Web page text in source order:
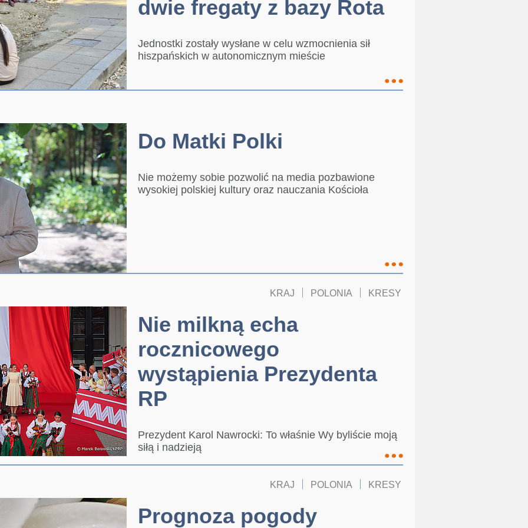
dwie fregaty z bazy Rota
Jednostki zostały wysłane w celu wzmocnienia sił
hiszpańskich w autonomicznym mieście
Do Matki Polki
Nie możemy sobie pozwolić na media pozbawione
wysokiej polskiej kultury oraz nauczania Kościoła
KRESY
POLONIA
KRAJ
Nie milkną echa
rocznicowego
wystąpienia Prezydenta
RP
Prezydent Karol Nawrocki: To właśnie Wy byliście moją
siłą i nadzieją
KRESY
POLONIA
KRAJ
Prognoza pogody